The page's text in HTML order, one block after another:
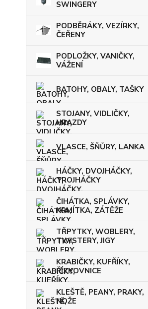
SWINGERY
PODBĚRÁKY, VEZÍRKY,
ČEŘENY
PODLOŽKY, VANIČKY,
VÁŽENÍ
BATOHY, OBALY, TAŠKY
STOJANY, VIDLIČKY,
HRAZDY
VLASCE, ŠŇŮRY, LANKA
HÁČKY, DVOJHÁČKY,
TROJHÁČKY
ČIHÁTKA, SPLÁVKY,
KRMÍTKA, ZÁTĚŽE
TŘPYTKY, WOBLERY,
TWISTERY, JIGY
KRABIČKY, KUFŘÍKY,
ŘÍZKOVNICE
KLEŠTĚ, PEANY, PRAKY,
NOŽE